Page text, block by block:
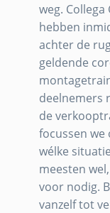
weg.
hebben
achter de
geldende
deelnemers
de
focussen we
wélke
meesten
voor nodig.
vanzelf tot